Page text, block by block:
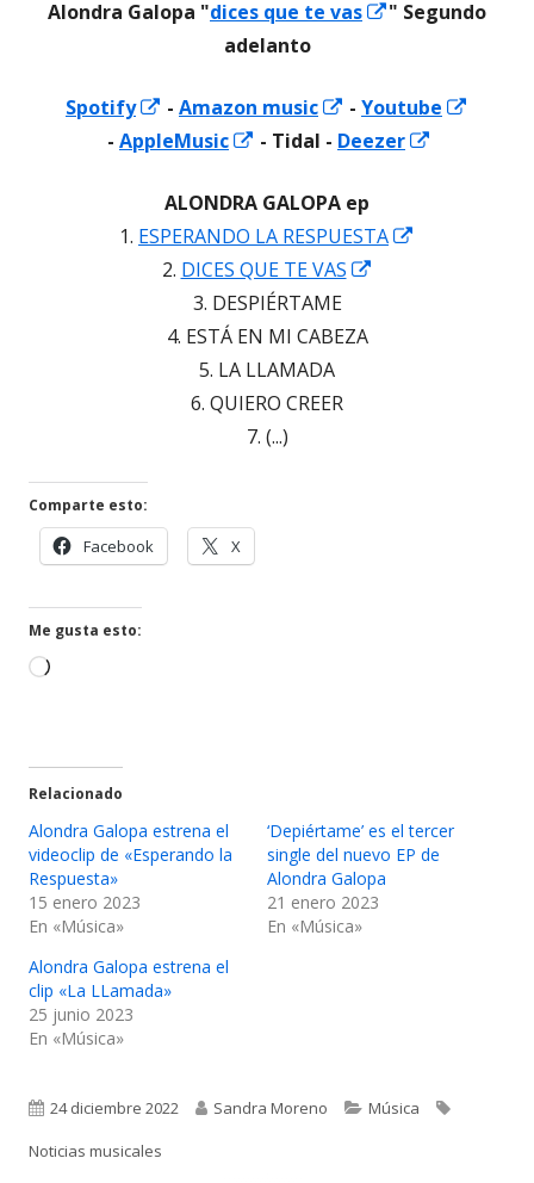
ventana
ventana
una
una
ventana
una
una
Alondra Galopa "dices que te vas
Abrir
ventana
nueva
" Segundo
adelanto
Spotify
Abrir
en
ventana
nueva
- Amazon music
Abrir
en
ventana
nueva
- Youtube
Abrir
ventana
- AppleMusic
Abrir
una
ventana
nueva
- Tidal - Deezer
ALONDRA GALOPA ep
1. ESPERANDO LA RESPUESTA
2. DICES QUE TE VAS
3. DESPIÉRTAME
4. ESTÁ EN MI CABEZA
5. LA LLAMADA
6. QUIERO CREER
7. (...)
Comparte esto:
Facebook
en
X
en
Me gusta esto:
Cargando...
Relacionado
Alondra Galopa estrena el
videoclip de «Esperando la
Respuesta»
15 enero 2023
En «Música»
‘Depiértame’ es el tercer
single del nuevo EP de
Alondra Galopa
21 enero 2023
En «Música»
Alondra Galopa estrena el
clip «La LLamada»
25 junio 2023
En «Música»
Publicado
el
24 diciembre 2022 Autor
Sandra Moreno Categorías
Música
Noticias musicales